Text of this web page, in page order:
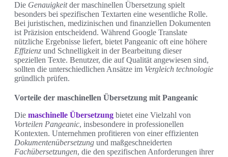
Die Genauigkeitder maschinellen Übersetzung spielt
besonders bei spezifischen Textarten eine wesentliche Rolle.
Bei juristischen, medizinischen und finanziellen Dokumenten
ist Präzision entscheidend. Während Google Translate
nützliche Ergebnisse liefert, bietet Pangeanic oft eine höhere
Effizienz und Schnelligkeit in der Bearbeitung dieser
speziellen Texte. Benutzer, die auf Qualität angewiesen sind,
sollten die unterschiedlichen Ansätze im Vergleich technologie
gründlich prüfen.
Vorteile der maschinellen Übersetzung mit Pangeanic
Die maschinelle Übersetzung bietet eine Vielzahl von
Vorteilen Pangeanic, insbesondere in professionellen
Kontexten. Unternehmen profitieren von einer effizienten
Dokumentenübersetzung und maßgeschneiderten
Fachübersetzungen, die den spezifischen Anforderungen ihrer